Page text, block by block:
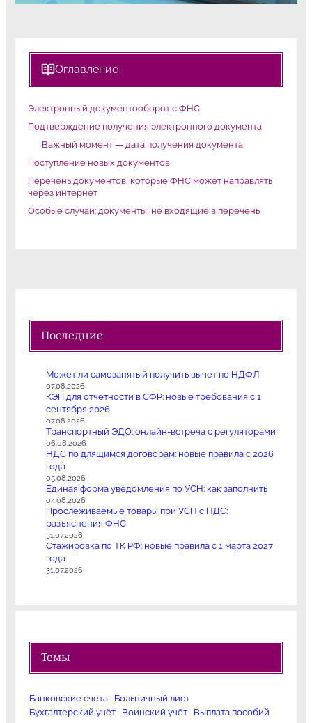
Оглавление
Электронный документооборот с ФНС
Подтверждение получения электронного документа
Важный момент — дата получения документа
Поступление новых документов
Перечень документов, которые ФНС может направлять
через интернет
Особые случаи: документы, не входящие в перечень
Последние
Может ли самозанятый получить вычет по НДФЛ
07.08.2026
КЭП для отчетности в СФР: новые требования с 1
сентября 2026
07.08.2026
Транспортный ЭДО: онлайн-встреча с регуляторами
06.08.2026
НДС по длящимся договорам: новые правила с 2026
года
05.08.2026
Единая форма уведомления по УСН: как заполнить
04.08.2026
Прослеживаемые товары при УСН с НДС:
разъяснения ФНС
31.07.2026
Стажировка по ТК РФ: новые правила с 1 марта 2027
года
31.07.2026
Темы
Банковские счета
Больничный лист
Бухгалтерский учёт
Воинский учёт
Выплата пособий